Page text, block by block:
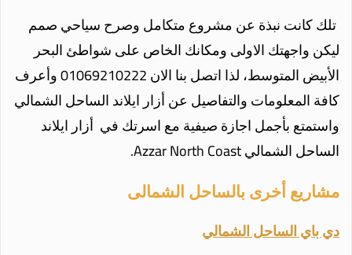
تلك كانت نبذة عن مشروع متكامل وصرح سياحي صمم
ليكن واجهتك الاولى ومكانك الخاص على شواطئ البحر
الأبيض المتوسط، لذا اتصل بنا الان 01069210222 وأعرف
كافة المعلومات والتفاصيل عن أزار ايلاند الساحل الشمالي
واستمتع بأجمل اجازة صيفية مع اسرتك في أزار ايلاند
الساحل الشماليAzzar North Coast.
مشاريع أخرى بالساحل الشمالى
دي باي الساحل الشمالي